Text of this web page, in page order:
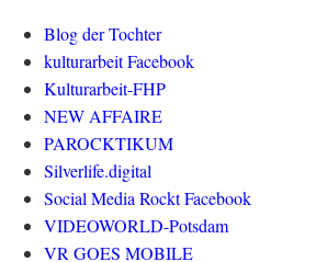
Blog der Tochter
kulturarbeit Facebook
Kulturarbeit-FHP
NEW AFFAIRE
PAROCKTIKUM
Silverlife.digital
Social Media Rockt Facebook
VIDEOWORLD-Potsdam
VR GOES MOBILE